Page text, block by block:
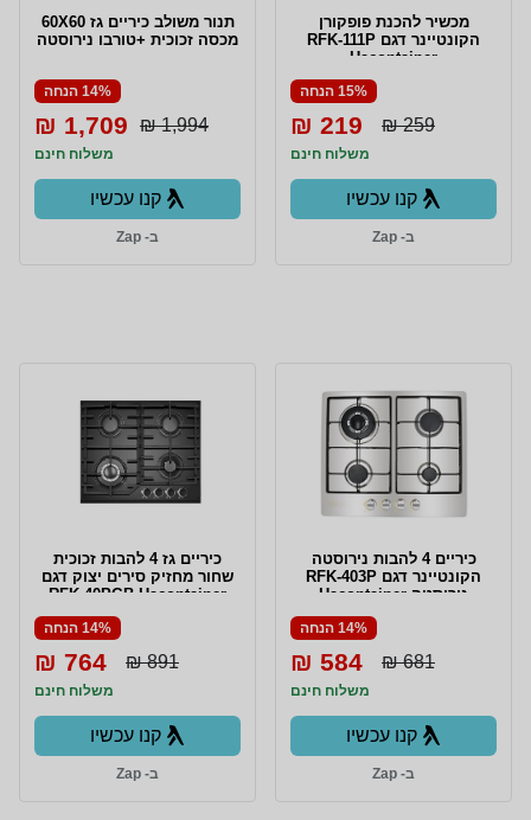
מכשיר להכנת פופקורן
הקונטיינר דגם RFK-111P
Hacontainer
15% הנחה
259 ₪
219 ₪
משלוח חינם
קנו עכשיו
ב- Zap
תנור משולב כיריים גז 60X60
מכסה זכוכית +טורבו נירוסטה
14% הנחה
1,994 ₪
1,709 ₪
משלוח חינם
קנו עכשיו
ב- Zap
כיריים 4 להבות נירוסטה
הקונטיינר דגם RFK-403P
נירוסטה Hacontainer
14% הנחה
681 ₪
584 ₪
משלוח חינם
קנו עכשיו
ב- Zap
כיריים גז 4 להבות זכוכית
שחור מחזיק סירים יצוק דגם
RFK-40PGB Hacontainer
14% הנחה
891 ₪
764 ₪
משלוח חינם
קנו עכשיו
ב- Zap